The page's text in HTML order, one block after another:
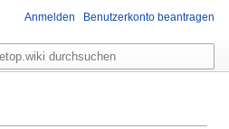
Anmelden Benutzerkonto beantragen